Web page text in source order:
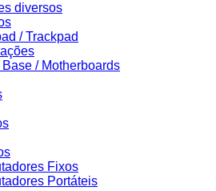
diversos
/ Trackpad
/ Motherboards
Fixos
Portáteis